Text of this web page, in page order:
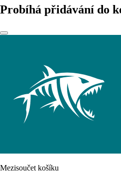
Probíhá přidávání do
Mezisoučet košíku